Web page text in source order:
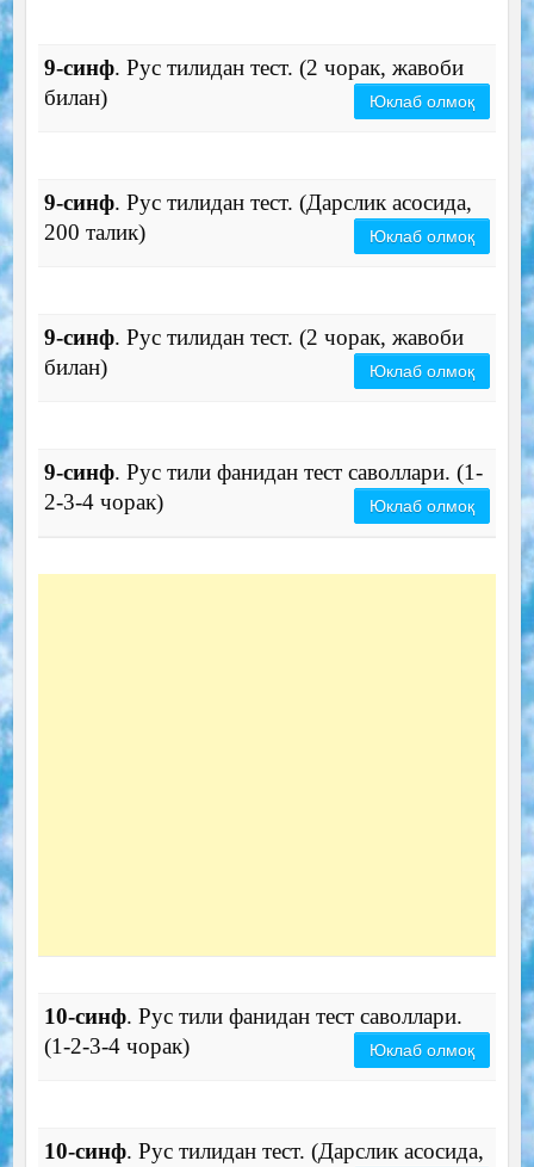
9-синф. Рус тилидан тест. (2 чорак, жавоби
билан)
Юклаб олмоқ
9-синф. Рус тилидан тест. (Дарслик асосида,
200 талик)
Юклаб олмоқ
9-синф. Рус тилидан тест. (2 чорак, жавоби
билан)
Юклаб олмоқ
9-синф. Рус тили фанидан тест саволлари. (1-
2-3-4 чорак)
Юклаб олмоқ
10-синф. Рус тили фанидан тест саволлари.
(1-2-3-4 чорак)
Юклаб олмоқ
10-синф. Рус тилидан тест. (Дарслик асосида,